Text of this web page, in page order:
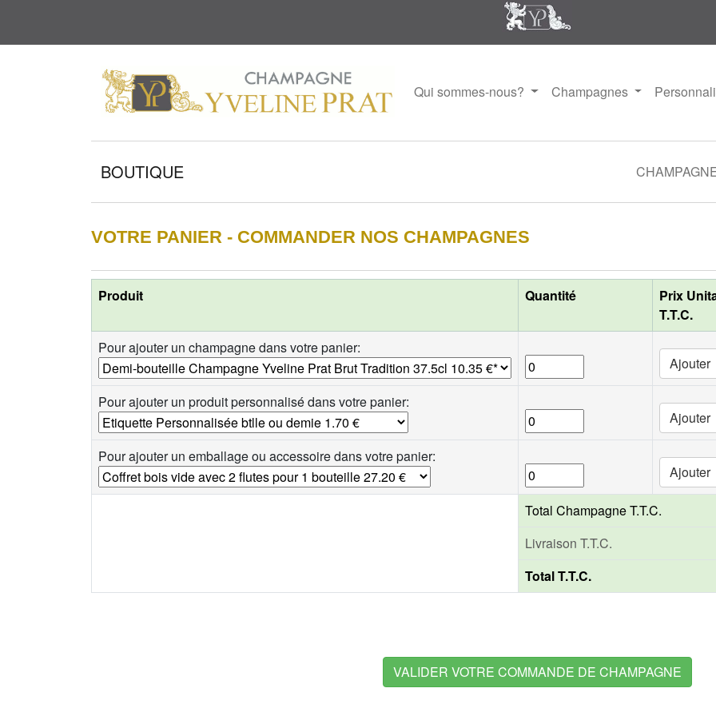
Qui sommes-nous? Champagnes
BOUTIQUE
VOTRE PANIER - COMMANDER NOS CHAMPAGNES
Produit Quantité
Prix
T.T.C.
Pour ajouter un champagne dans votre panier:
Ajouter
Pour ajouter un produit personnalisé dans votre panier:
Ajouter
Pour ajouter un emballage ou accessoire dans votre panier:
Ajouter
Total Champagne T.T.C.
Livraison T.T.C.
Total T.T.C.
VALIDER VOTRE COMMANDE DE CHAMPAGNE